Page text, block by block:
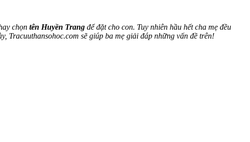
chọn tên Huyền Trang để đặt cho con. Tuy nhiên hầu hết cha mẹ đều
Tracuuthansohoc.com sẽ giúp ba mẹ giải đáp những vấn đề trên!